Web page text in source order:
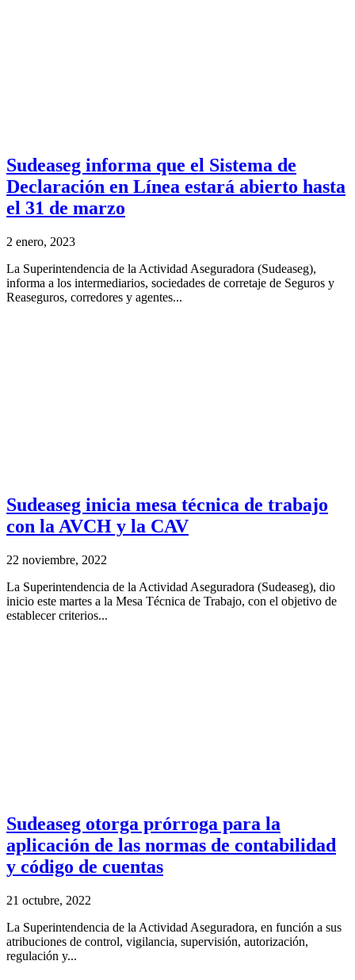
Sudeaseg informa que el Sistema de
Declaración en Línea estará abierto hasta
el 31 de marzo
2 enero, 2023
La Superintendencia de la Actividad Aseguradora (Sudeaseg),
informa a los intermediarios, sociedades de corretaje de Seguros y
Reaseguros, corredores y agentes...
Sudeaseg inicia mesa técnica de trabajo
con la AVCH y la CAV
22 noviembre, 2022
La Superintendencia de la Actividad Aseguradora (Sudeaseg), dio
inicio este martes a la Mesa Técnica de Trabajo, con el objetivo de
establecer criterios...
Sudeaseg otorga prórroga para la
aplicación de las normas de contabilidad
y código de cuentas
21 octubre, 2022
La Superintendencia de la Actividad Aseguradora, en función a sus
atribuciones de control, vigilancia, supervisión, autorización,
regulación y...